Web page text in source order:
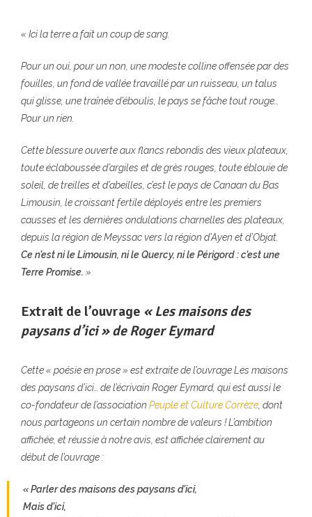
« Ici la terre a fait un coup de sang.
Pour un oui, pour un non, une modeste colline offensée par des
fouilles, un fond de vallée travaillé par un ruisseau, un talus
qui glisse, une traînée d’éboulis, le pays se fâche tout rouge…
Pour un rien.
Cette blessure ouverte aux flancs rebondis des vieux plateaux,
toute éclaboussée d’argiles et de grès rouges, toute éblouie de
soleil, de treilles et d’abeilles, c’est le pays de Canaan du Bas
Limousin, le croissant fertile déployés entre les premiers
causses et les dernières ondulations charnelles des plateaux,
depuis la région de Meyssac vers la région d’Ayen et d’Objat.
Ce n’est ni le Limousin, ni le Quercy, ni le Périgord : c’est une
Terre Promise. »
Extrait de l’ouvrage « Les maisons des
paysans d’ici » de Roger Eymard
Cette « poésie en prose » est extraite de l’ouvrage Les maisons
des paysans d’ici… de l’écrivain Roger Eymard, qui est aussi le
co-fondateur de l’association Peuple et Culture Corrèze , dont
nous partageons un certain nombre de valeurs ! L’ambition
affichée, et réussie à notre avis, est affichée clairement au
début de l’ouvrage :
« Parler des maisons des paysans d’ici,
Mais d’ici,